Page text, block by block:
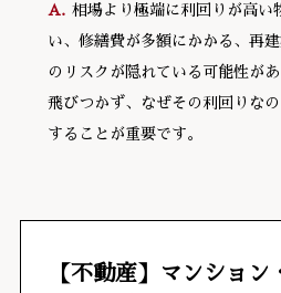
相場より極端に利回りが高い
い、修繕費が多額にかかる、再
のリスクが隠れている可能性が
飛びつかず、なぜその利回りな
することが重要です。
【不動産】マンショ